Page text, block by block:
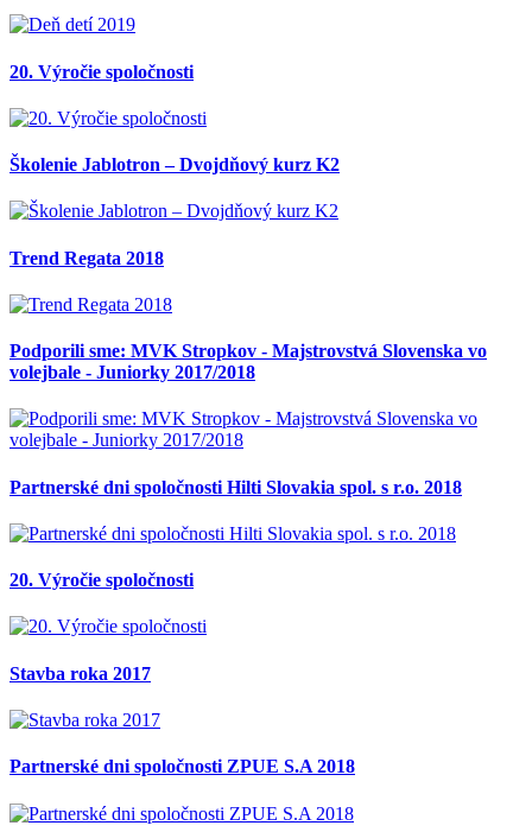
20. Výročie spoločnosti
Školenie Jablotron – Dvojdňový kurz K2
Trend Regata 2018
Podporili sme: MVK Stropkov - Majstrovstvá Slovenska vo
volejbale - Juniorky 2017/2018
Partnerské dni spoločnosti Hilti Slovakia spol. s r.o. 2018
20. Výročie spoločnosti
Stavba roka 2017
Partnerské dni spoločnosti ZPUE S.A 2018